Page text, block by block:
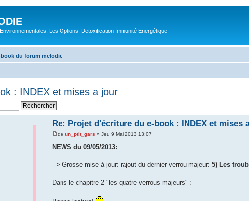
Les Options: Detoxification Immunité Energétique
book du forum melodie
: INDEX et mises a jour
Re: Projet d'écriture du e-book : INDEX et mises
deun_ptit_gars » Jeu 9 Mai 2013 13:07
NEWS du 09/05/2013:
--> Grosse mise à jour: rajout du dernier verrou majeur:5) Les
Dans le chapitre 2 "les quatre verrous majeurs" :